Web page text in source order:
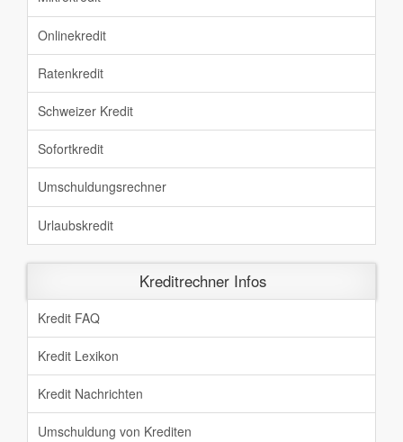
Onlinekredit
Ratenkredit
Schweizer Kredit
Sofortkredit
Umschuldungsrechner
Urlaubskredit
Kreditrechner Infos
Kredit FAQ
Kredit Lexikon
Kredit Nachrichten
Umschuldung von Krediten